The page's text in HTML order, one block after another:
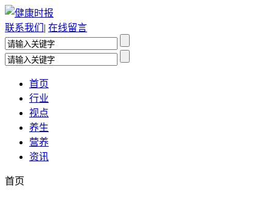
联系我们 | 在线留言
首页
行业
视点
养生
营养
资讯
首页